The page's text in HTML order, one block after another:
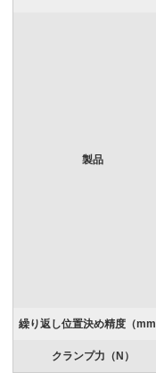
製品
繰り返し位置決め精度（mm
クランプ力（N）